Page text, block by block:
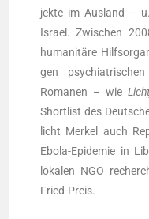
jek­te im Aus­land –
Isra­el. Zwi­schen
huma­ni­tä­re
gen
Roma­nen – wie
Short­list des
licht Mer­kel auch
Ebo­la-Epi­de­mie in
loka­len NGO
Fried-Preis.